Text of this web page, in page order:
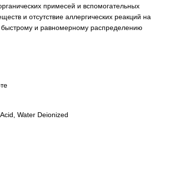
примесей и вспомогательных
и отсутствие аллергических реакций на
и равномерному распределению
Water Deionized